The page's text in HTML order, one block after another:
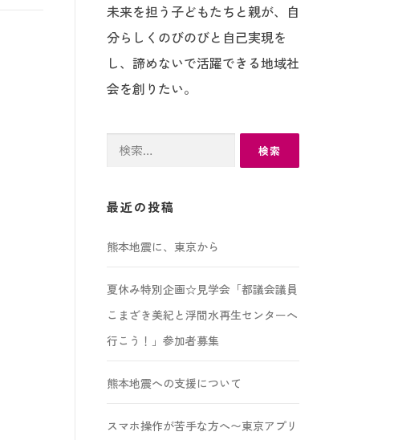
未来を担う子どもたちと親が、自
分らしくのびのびと自己実現を
し、諦めないで活躍できる地域社
会を創りたい。
最近の投稿
熊本地震に、東京から
夏休み特別企画☆見学会「都議会議員
こまざき美紀と浮間水再生センターへ
行こう！」参加者募集
熊本地震への支援について
スマホ操作が苦手な方へ〜東京アプリ